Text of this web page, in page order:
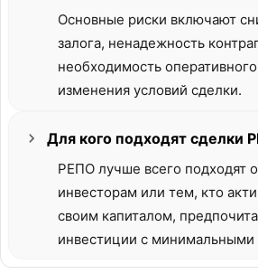
Основные риски включают
залога, ненадежность
необходимость
изменения условий сделки.
Для кого подходят сделки
РЕПО лучше всего подходят
инвесторам или тем, кто
своим капиталом,
инвестиции с минимальными